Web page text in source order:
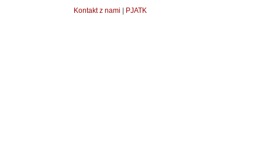
Kontakt z nami PJATK